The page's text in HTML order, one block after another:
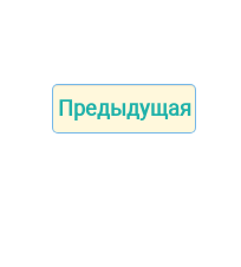
Предыдущая